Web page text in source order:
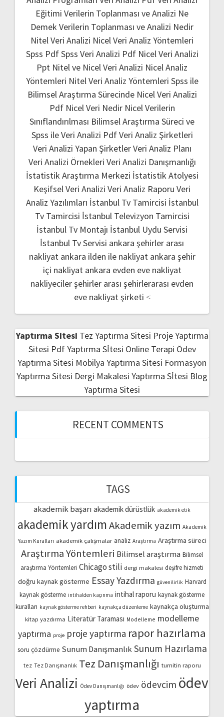
Eğitimi Verilerin Toplanması ve Analizi Ne
Demek Verilerin Toplanması ve Analizi Nedir
Nitel Veri Analizi Nicel Veri Analiz Yöntemleri
Spss PdfSpss Veri Analizi Pdf Nicel Veri Analizi
Ppt Nitel ve Nicel Veri Analizi Nicel Analiz
Yöntemleri Nitel Veri Analiz Yöntemleri Spss ile
Bilimsel Araştırma Sürecinde Nicel Veri Analizi
Pdf Nicel Veri Nedir Nicel Verilerin
Sınıflandırılması Bilimsel Araştırma Süreci ve
Spss ile Veri Analizi PdfVeri Analiz Şirketleri
Veri Analizi Yapan ŞirketlerVeri Analiz Planı
Veri Analizi Örnekleri Veri Analizi Danışmanlığı
İstatistik Araştırma Merkezi İstatistik Atolyesi
Keşifsel Veri Analizi Veri Analiz Raporu Veri
Analiz Yazılımları İstanbul Tv Tamircisi İstanbul
Tv Tamircisi İstanbul Televizyon Tamircisi
İstanbul Tv Montajı İstanbul Uydu Servisi
İstanbul Tv Servisi ankara şehirler arası
nakliyat ankara ilden ile nakliyat ankara şehir
içi nakliyat ankara evden eve nakliyat
nakliyeciler şehirler arası şehirlerarası evden
eve nakliyat şirketi <
Yaptırma Sitesi Tez Yaptırma Sitesi Proje Yaptırma
Sitesi Pdf Yaptırma Sİtesi Online Terapi Ödev
Yaptırma Sitesi Mobilya Yaptırma Sitesi Formasyon
Yaptırma Sitesi Dergi Makalesi Yaptırma Sİtesi Blog
Yaptırma Sitesi
RECENT COMMENTS
TAGS
akademik başarı akademik dürüstlük akademik etik
akademik yardımAkademik yazım Akademik
Yazım Kuralları akademik çalışmalar analiz Araştırma Araştırma süreci
Araştırma Yöntemleri Bilimsel araştırma Bilimsel
araştırma Yöntemleri Chicago stili dergi makalesi deşifre hizmeti
doğru kaynak gösterme Essay Yazdırma güvenilirlik Harvard
kaynak gösterme intihalden kaçınma intihal raporu kaynak gösterme
kuralları kaynak gösterme rehberi kaynakça düzenleme kaynakça oluşturma
kitap yazdırma Literatür Taraması Modelleme modelleme
yaptırma proje proje yaptırma rapor hazırlama
soru çözdürme Sunum Danışmanlık Sunum Hazırlama
tez Tez Danışmanlık Tez Danışmanlığı turnitin raporu
Veri Analizi Ödev Danışmanlığı ödev ödevcim ödev
yaptırma